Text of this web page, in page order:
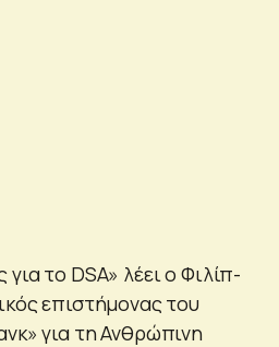
το DSA» λέει ο Φιλίπ-
επιστήμονας του
για τη Ανθρώπινη